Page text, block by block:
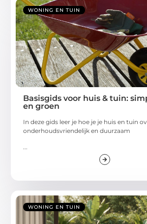
WONING EN TUIN
Basisgids voor huis & tuin:
en groen
In deze gids leer je hoe je je huis en tuin
onderhoudsvriendelijk en duurzaam
WONING EN TUIN